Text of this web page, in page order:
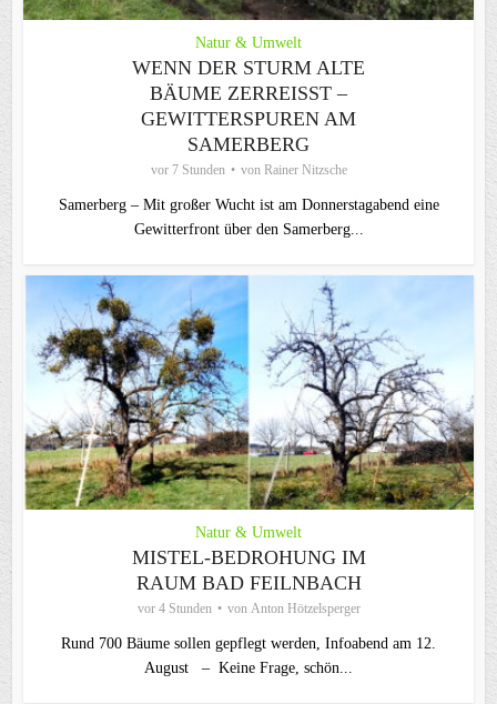
Natur & Umwelt
WENN DER STURM ALTE
BÄUME ZERREISST – G
EWITTERSPUREN AM S
AMERBERG
vor 7 Stunden von Rainer Nitzsche
Samerberg – Mit großer Wucht ist am Donnerstagabend eine
Gewitterfront über den Samerberg...
Natur & Umwelt
MISTEL-BEDROHUNG IM
RAUM BAD FEILNBACH
vor 4 Stunden von Anton Hötzelsperger
Rund 700 Bäume sollen gepflegt werden, Infoabend am 12.
August – Keine Frage, schön...